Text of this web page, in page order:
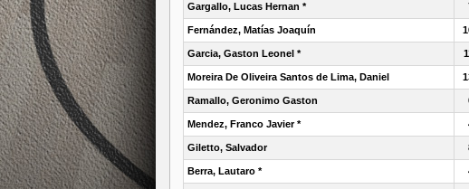
Gargallo, Lucas Hernan *
Fernández, Matías Joaquín
Garcia, Gaston Leonel *
Moreira De Oliveira Santos de Lima, Daniel
Ramallo, Geronimo Gaston
Mendez, Franco Javier *
Giletto, Salvador
Berra, Lautaro *